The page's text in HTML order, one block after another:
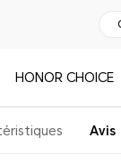
HONOR CHOICE
Avis